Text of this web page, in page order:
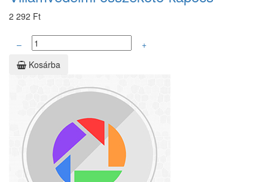
2 292 Ft
–
+
Kosárba